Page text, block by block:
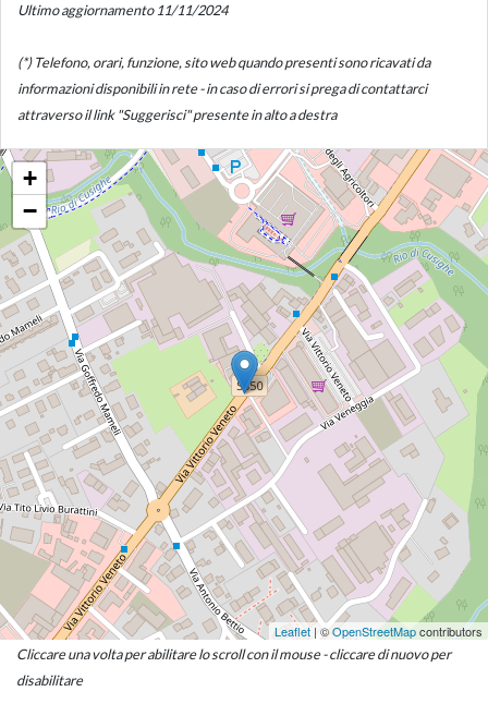
Ultimo aggiornamento 11/11/2024
(*) Telefono, orari, funzione, sito web quando presenti sono ricavati da
informazioni disponibili in rete - in caso di errori si prega di contattarci
attraverso il link "Suggerisci" presente in alto a destra
+
−
Leaflet | ©OpenStreetMapcontributors
Cliccare una volta per abilitare lo scroll con il mouse - cliccare di nuovo per
disabilitare